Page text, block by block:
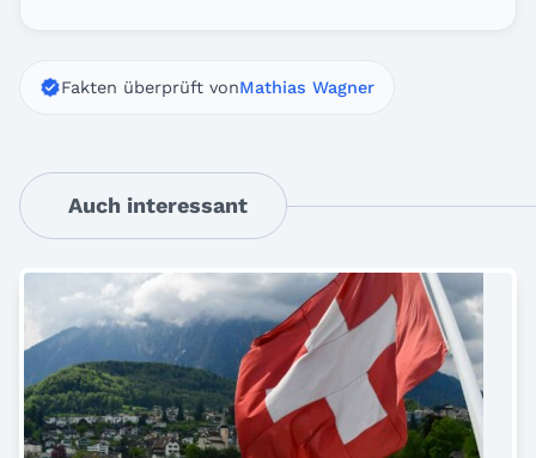
Fakten überprüft vonMathias Wagner
Auch interessant